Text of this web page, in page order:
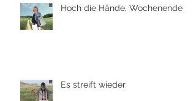
Hoch die Hände, Wochenende
Es streift wieder